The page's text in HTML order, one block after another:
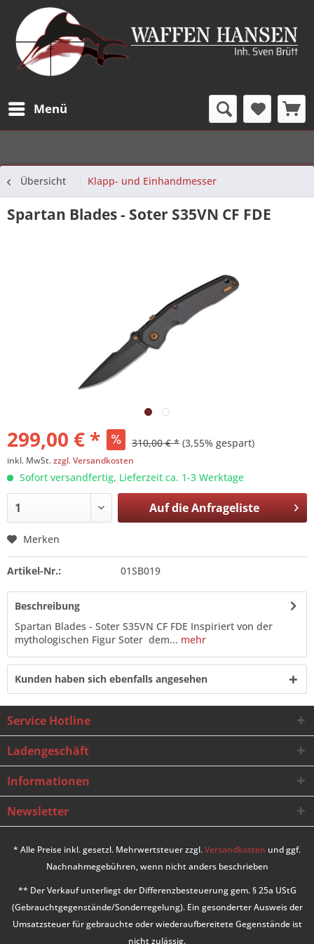
Menü
Übersicht Klapp- und Einhandmesser
Spartan Blades - Soter S35VN CF FDE
299,00 € * 310,00 € * (3,55% gespart)
inkl. MwSt.zzgl. Versandkosten
Sofort versandfertig, Lieferzeit ca. 1-3 Werktage
Auf dieAnfrageliste
Merken
Artikel-Nr.: 01SB019
Beschreibung
Spartan Blades - Soter S35VN CF FDE Inspiriert von der
mythologischen Figur Soter  dem... mehr
Kunden haben sich ebenfalls angesehen
Service Hotline
Ladengeschäft
Informationen
Newsletter
* Alle Preise inkl. gesetzl. Mehrwertsteuer zzgl.Versandkosten und ggf.
Nachnahmegebühren, wenn nicht anders beschrieben
** Der Verkauf unterliegt der Differenzbesteuerung gem. § 25a UStG
(Gebrauchtgegenstände/Sonderregelung). Ein gesonderter Ausweis der
Umsatzsteuer für gebrauchte oder wiederaufbereitete Gegenstände ist
nicht zulässig.